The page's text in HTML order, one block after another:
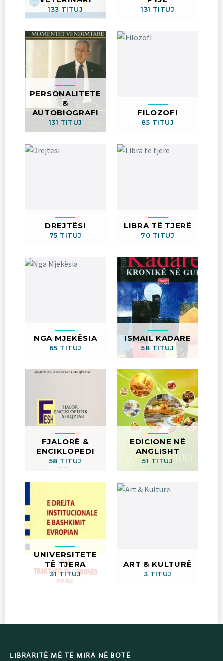
133 TITUJ 131 TITUJ
PERSONALITETE
&
AUTOBIOGRAFI
131 TITUJ
FILOZOFI
85 TITUJ
DREJTËSI
75 TITUJ
LIBRA TË TJERË
70 TITUJ
NGA MJEKËSIA
65 TITUJ
ISMAIL KADARE
58 TITUJ
FJALORË &
ENCIKLOPEDI
58 TITUJ
EDICIONE NË
ANGLISHT
51 TITUJ
UNIVERSITETE
TË TJERA
31 TITUJ
ART & KULTURË
3 TITUJ
LIBRARITË MË TË MIRA NË BOTË